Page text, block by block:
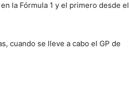
la Fórmula 1 y el primero desde el
cuando se lleve a cabo el GP de